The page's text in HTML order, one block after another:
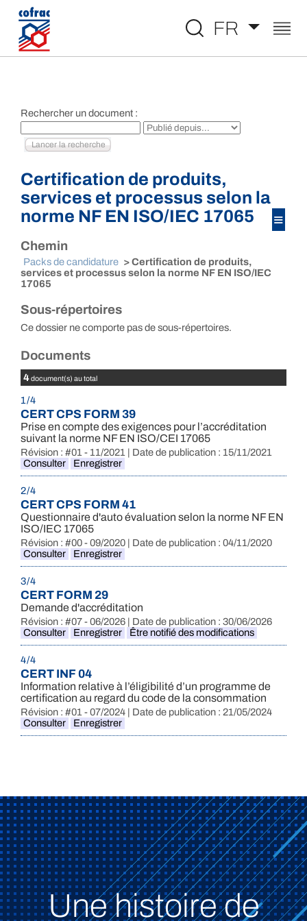
Aller au contenu
FR
Rechercher un document :
Certification de produits,
services et processus selon la
norme NF EN ISO/IEC 17065
≡
Chemin
Packs de candidature > Certification de produits,
services et processus selon la norme NF EN ISO/IEC
17065
Sous-répertoires
Ce dossier ne comporte pas de sous-répertoires.
Documents
4document(s) au total
1 / 4
CERT CPS FORM 39
Prise en compte des exigences pour l’accréditation
suivant la norme NF EN ISO/CEI 17065
Révision : #01 - 11/2021 | Date de publication : 15/11/2021
Consulter
Enregistrer
2 / 4
CERT CPS FORM 41
Questionnaire d'auto évaluation selon la norme NF EN
ISO/IEC 17065
Révision : #00 - 09/2020 | Date de publication : 04/11/2020
Consulter
Enregistrer
3 / 4
CERT FORM 29
Demande d'accréditation
Révision : #07 - 06/2026 | Date de publication : 30/06/2026
Consulter
Enregistrer Être notifié des modifications
4 / 4
CERT INF 04
Information relative à l’éligibilité d’un programme de
certification au regard du code de la consommation
Révision : #01 - 07/2024 | Date de publication : 21/05/2024
Consulter
Enregistrer
Une histoire de